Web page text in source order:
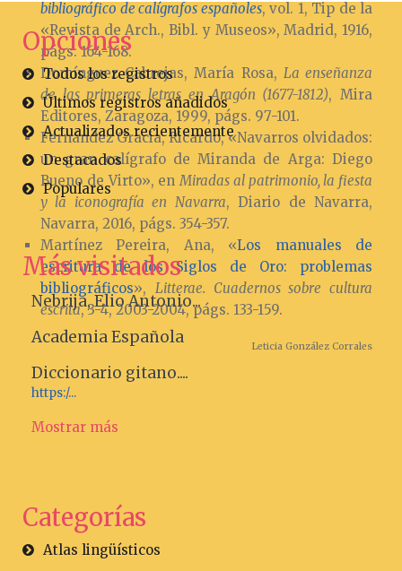
bibliográfico de calígrafos españoles, vol. 1, Tip de la
«Revista de Arch., Bibl. y Museos», Madrid, 1916,
págs. 164-168.
Domínguez Cabrejas, María Rosa, La enseñanza
de las primeras letras en Aragón (1677-1812), Mira
Editores, Zaragoza, 1999, págs. 97-101.
Fernández Gracia, Ricardo, «Navarros olvidados:
un gran calígrafo de Miranda de Arga: Diego
Bueno de Virto», enMiradas al patrimonio, la fiesta
y la iconografía en Navarra, Diario de Navarra,
Navarra, 2016, págs. 354-357.
Martínez Pereira, Ana, «Los manuales de
escritura de los Siglos de Oro: problemas
bibliográficos», Litterae. Cuadernos sobre cultura
escrita, 3-4, 2003-2004, págs. 133-159.
Leticia González Corrales
Opciones
Todos los registros
Últimos registros añadidos
Actualizados recientemente
Destacados
Populares
Más visitados
Nebrija, Elio Antonio...
Academia Española
Diccionario gitano....
https:/...
Mostrar más
Categorías
Atlas lingüísticos